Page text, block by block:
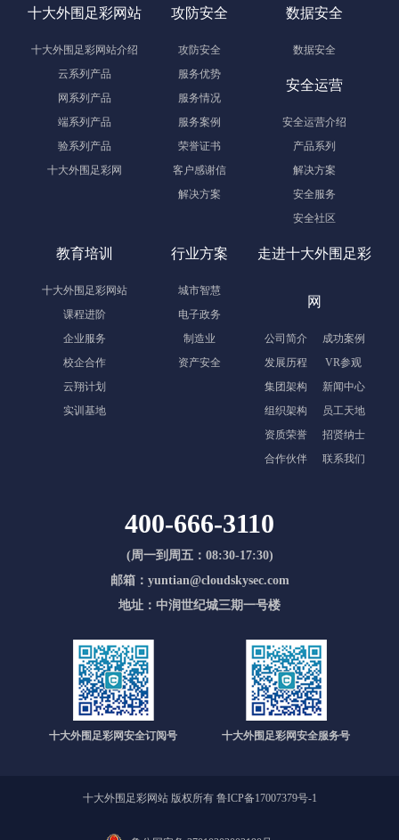
十大外围足彩网站
十大外围足彩网站介绍
云系列产品
网系列产品
端系列产品
验系列产品
十大外围足彩网
攻防安全
攻防安全
服务优势
服务情况
服务案例
荣誉证书
客户感谢信
解决方案
数据安全
数据安全
安全运营
安全运营介绍
产品系列
解决方案
安全服务
安全社区
教育培训
十大外围足彩网站
课程进阶
企业服务
校企合作
云翔计划
实训基地
行业方案
城市智慧
电子政务
制造业
资产安全
走进十大外围足彩
网
公司简介
发展历程
集团架构
组织架构
资质荣誉
合作伙伴
成功案例
VR参观
新闻中心
员工天地
招贤纳士
联系我们
400-666-3110
(周一到周五：08:30-17:30)
邮箱：yuntian@cloudskysec.com
地址：中润世纪城三期一号楼
十大外围足彩网安全订阅号 十大外围足彩网安全服务号
十大外围足彩网站 版权所有 鲁ICP备17007379号-1